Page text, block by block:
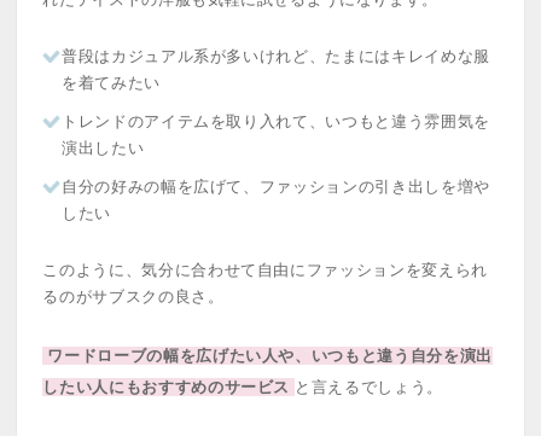
普段はカジュアル系が多いけれど、たまにはキレイめな服
を着てみたい
トレンドのアイテムを取り入れて、いつもと違う雰囲気を
演出したい
自分の好みの幅を広げて、ファッションの引き出しを増や
したい
このように、気分に合わせて自由にファッションを変えられ
るのがサブスクの良さ。
ワードローブの幅を広げたい人や、いつもと違う自分を演出
したい人にもおすすめのサービス と言えるでしょう。